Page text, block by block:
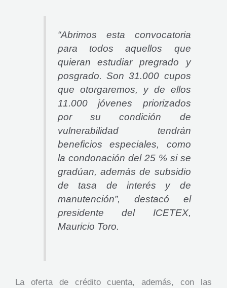
“Abrimos esta convocatoria
para todos aquellos que
quieran estudiar pregrado y
posgrado. Son 31.000 cupos
que otorgaremos, y de ellos
11.000 jóvenes priorizados
por su condición de
vulnerabilidad tendrán
beneficios especiales, como
la condonación del 25 % si se
gradúan, además de subsidio
de tasa de interés y de
manutención”, destacó el
presidente del ICETEX,
Mauricio Toro.
La oferta de crédito cuenta, además, con las